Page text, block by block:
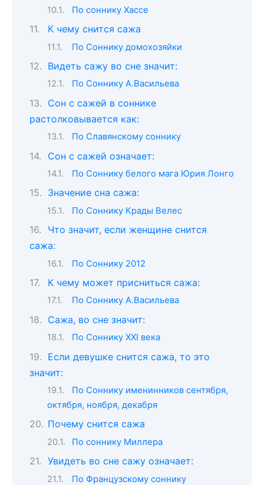
По соннику Хассе
К чему снится сажа
По Соннику домохозяйки
Видеть сажу во сне значит:
По Соннику А.Васильева
Сон c сажей в соннике
растолковывается как:
По Славянскому соннику
Сон с сажей означает:
По Соннику белого мага Юрия Лонго
Значение сна сажа:
По Соннику Крады Велес
Что значит, если женщине снится
сажа:
По Соннику 2012
К чему может присниться сажа:
По Соннику А.Васильева
Сажа, во сне значит:
По Соннику XXI века
Если девушке снится сажа, то это
значит:
По Соннику именинников сентября,
октября, ноября, декабря
Почему снится сажа
По соннику Миллера
Увидеть во сне сажу означает:
По Французскому соннику